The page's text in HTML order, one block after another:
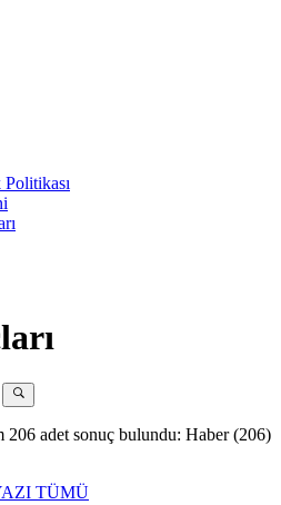
adet sonuç bulundu: Haber (206)
TÜMÜ